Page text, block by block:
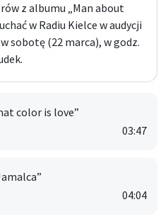
z albumu „Man about
w Radiu Kielce w audycji
sobotę (22 marca), w godz.
color is love”
03:47
04:04